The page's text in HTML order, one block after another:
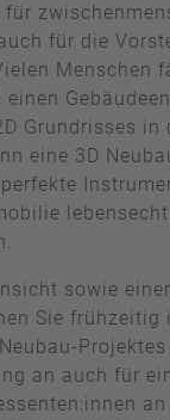
für die
Menschen
Grundrisses in
eine 3D
sowie
Sie frühzeitig
an auch für